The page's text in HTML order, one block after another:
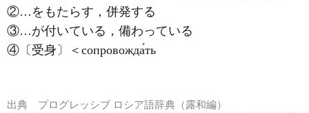
②…をもたらす，併発する
③…が付いている，備わっている
④〔受身〕＜сопровожда́ть
出典 プログレッシブ ロシア語辞典（露和編）